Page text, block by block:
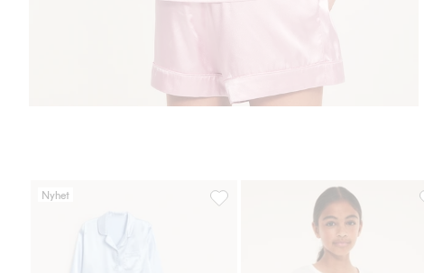
Nyhet
Pyjamas i satin, Lägg till i favoriter